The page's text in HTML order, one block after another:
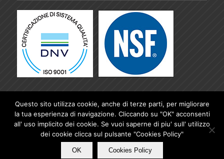
© Copyright - Anelotti Oreste S.r.l. | P.Iva & C.F: 03577060985 | Condizioni di
Questo sito utilizza cookie, anche di terze parti, per migliorare
la tua esperienza di navigazione. Cliccando su "OK" acconsenti
all' uso implicito dei cookie. Se vuoi saperne di piu' sull' utilizzo
dei cookie clicca sul pulsante "Cookies Policy"
OK Cookies Policy